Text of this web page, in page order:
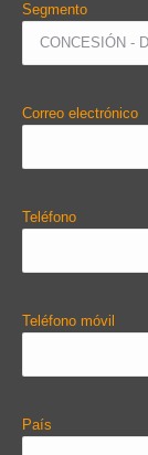
Segmento
Correo electrónico
Teléfono
Teléfono móvil
País